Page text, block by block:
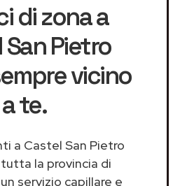
di zona a
San Pietro
vicino
a te.
a Castel San Pietro
la provincia di
servizio capillare e